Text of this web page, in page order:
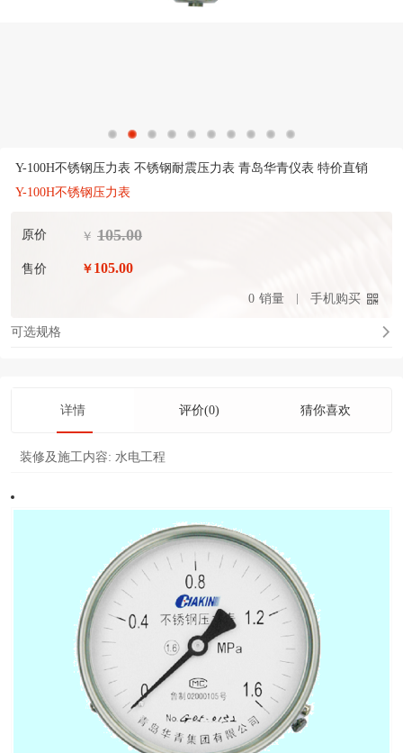
Y-100H不锈钢压力表 不锈钢耐震压力表 青岛华青仪表 特价直销
Y-100H不锈钢压力表
原价 ￥ 105.00
售价 ￥ 105.00
0 销量 手机购买
可选规格
详情 评价(0) 猜你喜欢
装修及施工内容: 水电工程